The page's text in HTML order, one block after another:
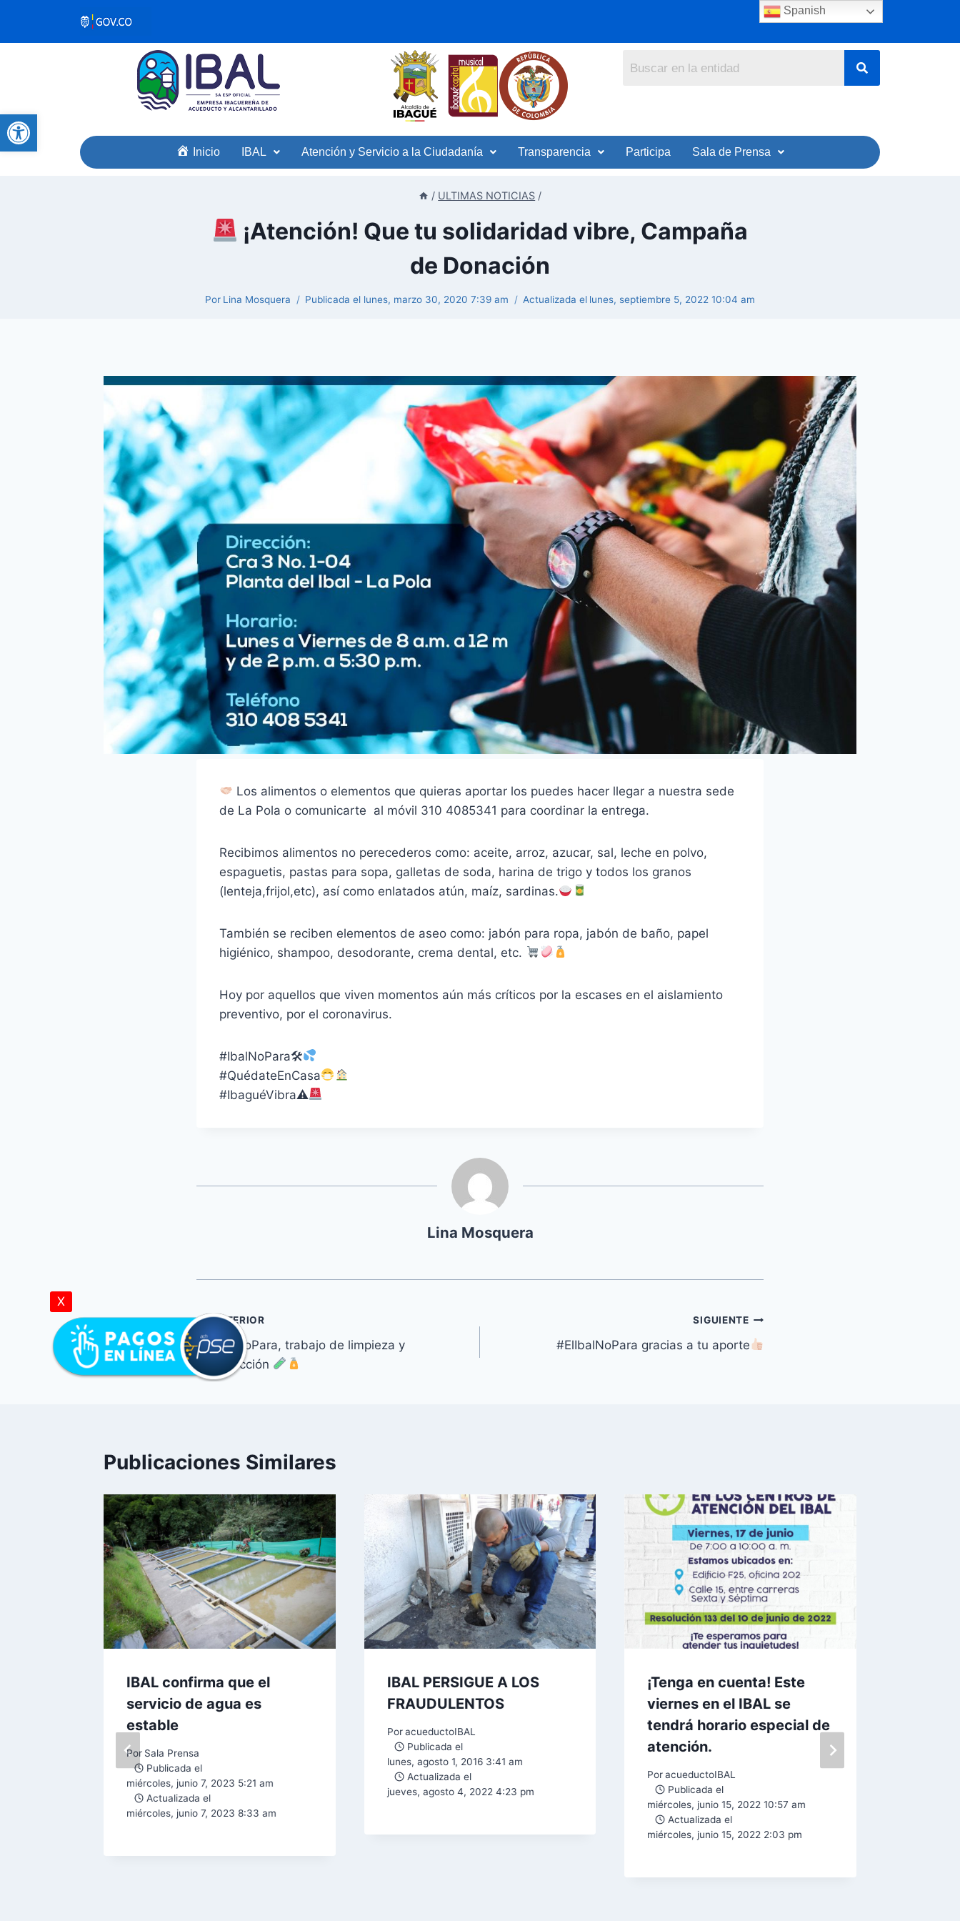
Abrir barra de herramientas
Inicio IBAL Atención y Servicio a la Ciudadanía Transparencia Participa Sala de Prensa
/ ULTIMAS NOTICIAS /
¡Atención! Que tu solidaridad vibre, Campaña
de Donación
Por Lina Mosquera Publicada el lunes, marzo 30, 2020 7:39 am Actualizada el lunes, septiembre 5, 2022 10:04 am
Los alimentos o elementos que quieras aportar los puedes hacer llegar a nuestra sede
de La Pola o comunicarte al móvil 310 4085341 para coordinar la entrega.
Recibimos alimentos no perecederos como: aceite, arroz, azucar, sal, leche en polvo,
espaguetis, pastas para sopa, galletas de soda, harina de trigo y todos los granos
(lenteja,frijol,etc), así como enlatados atún, maíz, sardinas.
También se reciben elementos de aseo como: jabón para ropa, jabón de baño, papel
higiénico, shampoo, desodorante, crema dental, etc.
Hoy por aquellos que viven momentos aún más críticos por la escases en el aislamiento
preventivo, por el coronavirus.
#IbalNoPara🛠
#QuédateEnCasa
#IbaguéVibra⚠
Lina Mosquera
ANTERIOR
#ElIbalNoPara, trabajo de limpieza y
desinfección
SIGUIENTE
#ElIbalNoPara gracias a tu aporte
Publicaciones Similares
IBAL confirma que el
servicio de agua es
estable
Por Sala Prensa
Publicada el
miércoles, junio 7, 2023 5:21 am
Actualizada el
miércoles, junio 7, 2023 8:33 am
IBAL PERSIGUE A LOS
FRAUDULENTOS
Por acueductoIBAL
Publicada el
lunes, agosto 1, 2016 3:41 am
Actualizada el
jueves, agosto 4, 2022 4:23 pm
¡Tenga en cuenta! Este
viernes en el IBAL se
tendrá horario especial de
atención.
Por acueductoIBAL
Publicada el
miércoles, junio 15, 2022 10:57 am
Actualizada el
miércoles, junio 15, 2022 2:03 pm
Spanish
X